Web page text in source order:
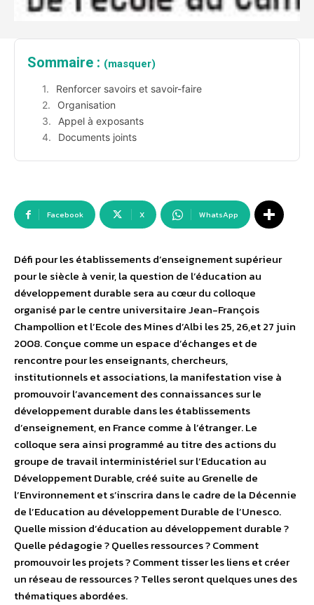
Sommaire : (masquer)
Renforcer savoirs et savoir-faire
Organisation
Appel à exposants
Documents joints
Facebook X WhatsApp
Défi pour les établissements d’enseignement supérieur
pour le siècle à venir, la question de l’éducation au
développement durable sera au cœur du colloque
organisé par le centre universitaire Jean-François
Champollion et l’Ecole des Mines d’Albi les 25, 26,et 27 juin
2008. Conçue comme un espace d’échanges et de
rencontre pour les enseignants, chercheurs,
institutionnels et associations, la manifestation vise à
promouvoir l’avancement des connaissances sur le
développement durable dans les établissements
d’enseignement, en France comme à l’étranger. Le
colloque sera ainsi programmé au titre des actions du
groupe de travail interministériel sur l’Education au
Développement Durable, créé suite au Grenelle de
l’Environnement et s’inscrira dans le cadre de la Décennie
de l’Education au développement Durable de l’Unesco.
Quelle mission d’éducation au développement durable ?
Quelle pédagogie ? Quelles ressources ? Comment
promouvoir les projets ? Comment tisser les liens et créer
un réseau de ressources ? Telles seront quelques unes des
thématiques abordées.